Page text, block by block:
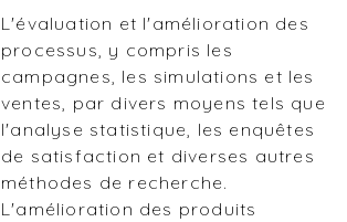
L'évaluation et l'amélioration des
processus, y compris les
campagnes, les simulations et les
ventes, par divers moyens tels que
l'analyse statistique, les enquêtes
de satisfaction et diverses autres
méthodes de recherche.
L'amélioration des produits